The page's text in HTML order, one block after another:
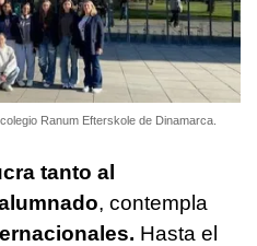
Ranum Efterskole de Dinamarca.
tanto al
, contempla
Hasta el